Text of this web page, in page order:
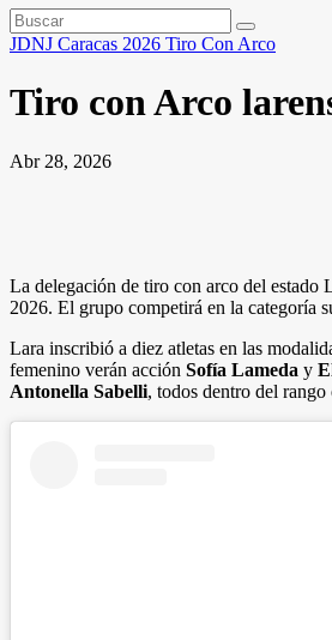
JDNJ Caracas 2026 Tiro Con Arco
Tiro con Arco
Abr 28, 2026
La delegación de tiro con arco del estado
2026. El grupo competirá en la categoría
Lara inscribió a diez atletas en las
femenino verán acción Sofía Lameda y
Antonella Sabelli, todos dentro del